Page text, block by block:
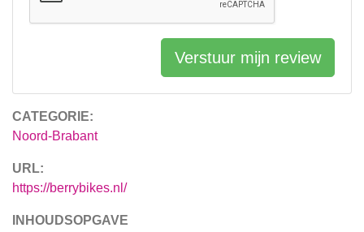
CATEGORIE:
Noord-Brabant
URL:
https://berrybikes.nl/
INHOUDSOPGAVE
Verstuur mijn review